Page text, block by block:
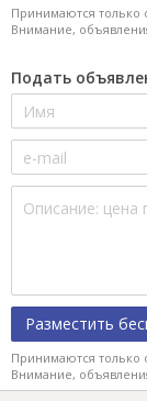
Принимаются только
Внимание,
Подать
Разместить
Принимаются только
Внимание,